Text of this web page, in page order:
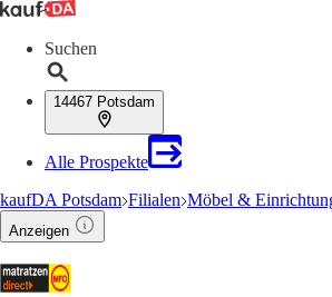
Suchen
14467 Potsdam
Alle Prospekte
kaufDA Potsdam Filialen Möbel &
Anzeigen